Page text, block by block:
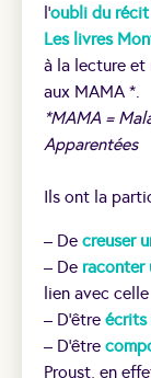
l’oubli du récit
Les livres
à la lecture et
aux MAMA *.
*MAMA =
Apparentées
Ils ont la
– De creuser
– De raconter
lien avec
– D’être écrits
– D’être
Proust, en